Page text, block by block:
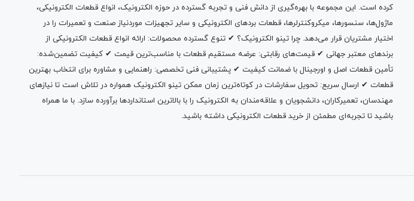
کرده است. این مجموعه با بهره‌گیری از دانش فنی و تجربه گسترده در حوزه الکترونیک، انواع قطعات الکترونیکی،
ماژول‌ها، سنسورها، میکروکنترلرها، قطعات بردهای الکترونیکی و سایر تجهیزات موردنیاز صنعت و تعمیرات را در
اختیار مشتریان قرار می‌دهد. چرا تینو الکترونیک؟ ✔ تنوع گسترده محصولات: ارائه انواع قطعات الکترونیکی از
برندهای معتبر جهانی ✔ قیمت‌های رقابتی: عرضه مستقیم قطعات با مناسب‌ترین قیمت ✔ کیفیت تضمین‌شده:
تأمین قطعات اصل و اورجینال با ضمانت کیفیت ✔ پشتیبانی فنی تخصصی: راهنمایی و مشاوره برای انتخاب بهترین
قطعات ✔ ارسال سریع: تحویل سفارشات در کوتاه‌ترین زمان ممکن تینو الکترونیک همواره در تلاش است تا نیازهای
مهندسان، تعمیرکاران، دانشجویان و علاقه‌مندان به الکترونیک را با بالاترین استانداردها برآورده سازد. با ما همراه
باشید تا تجربه‌ای مطمئن از خرید قطعات الکترونیکی داشته باشید.